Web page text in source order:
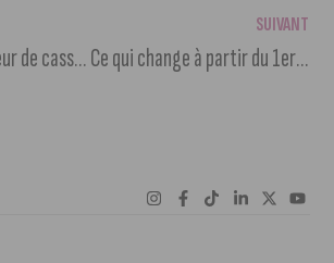
100 ans de la liqueur de cassis à Dijon : parcours, jeux & dégustations
SUIVANT
Ce qui change à partir du 1er novembre